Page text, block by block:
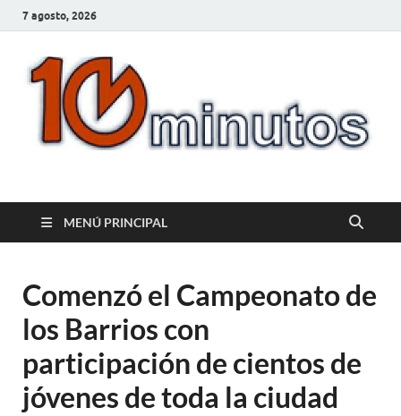
7 agosto, 2026
10minutos.com.uy
MENÚ PRINCIPAL
Comenzó el Campeonato de
los Barrios con
participación de cientos de
jóvenes de toda la ciudad